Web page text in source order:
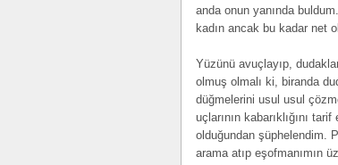
anda onun yanında
kadın ancak bu kadar net
Yüzünü avuçlayıp,
olmuş olmalı ki, biranda
düğmelerini usul usul
uçlarının kabarıklığını
olduğundan şüphelendim.
arama atıp eşofmanımın